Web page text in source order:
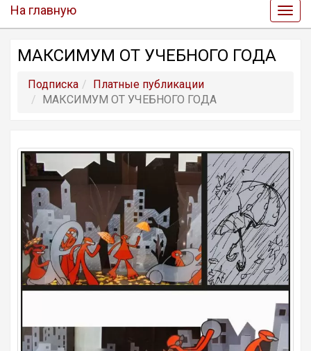
На главную
МАКСИМУМ ОТ УЧЕБНОГО ГОДА
Подписка
Платные публикации
МАКСИМУМ ОТ УЧЕБНОГО ГОДА